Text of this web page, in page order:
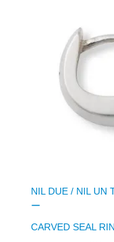
NIL DUE / NIL UN
ー
CARVED SEAL